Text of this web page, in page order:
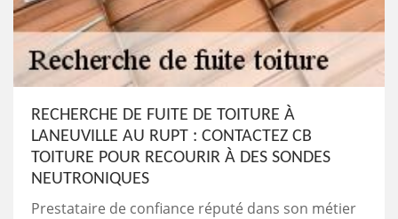
RECHERCHE DE FUITE DE TOITURE À
LANEUVILLE AU RUPT : CONTACTEZ CB
TOITURE POUR RECOURIR À DES SONDES
NEUTRONIQUES
Prestataire de confiance réputé dans son métier